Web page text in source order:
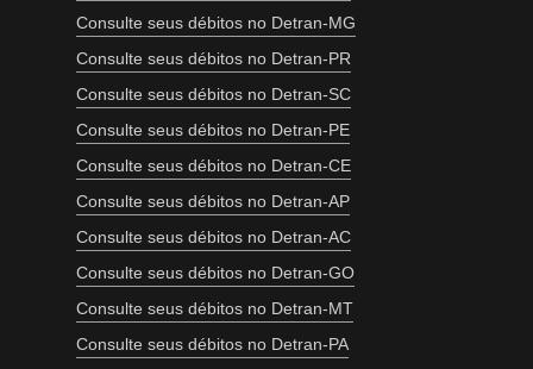
Consulte seus débitos no Detran-MG
Consulte seus débitos no Detran-PR
Consulte seus débitos no Detran-SC
Consulte seus débitos no Detran-PE
Consulte seus débitos no Detran-CE
Consulte seus débitos no Detran-AP
Consulte seus débitos no Detran-AC
Consulte seus débitos no Detran-GO
Consulte seus débitos no Detran-MT
Consulte seus débitos no Detran-PA